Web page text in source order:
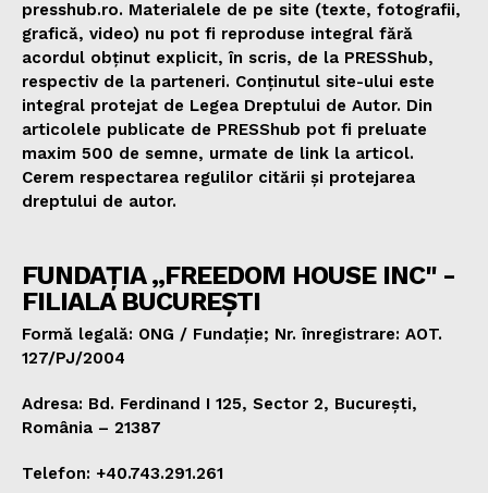
presshub.ro. Materialele de pe site (texte, fotografii,
grafică, video) nu pot fi reproduse integral fără
acordul obținut explicit, în scris, de la PRESShub,
respectiv de la parteneri. Conținutul site-ului este
integral protejat de Legea Dreptului de Autor. Din
articolele publicate de PRESShub pot fi preluate
maxim 500 de semne, urmate de link la articol.
Cerem respectarea regulilor citării și protejarea
dreptului de autor.
FUNDAȚIA „FREEDOM HOUSE INC" -
FILIALA BUCUREȘTI
Formă legală: ONG / Fundație; Nr. înregistrare: AOT.
127/PJ/2004
Adresa: Bd. Ferdinand I 125, Sector 2, București,
România – 21387
Telefon: +40.743.291.261